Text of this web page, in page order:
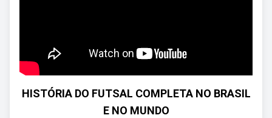
HISTÓRIA DO FUTSAL COMPLETA NO BRASIL
E NO MUNDO